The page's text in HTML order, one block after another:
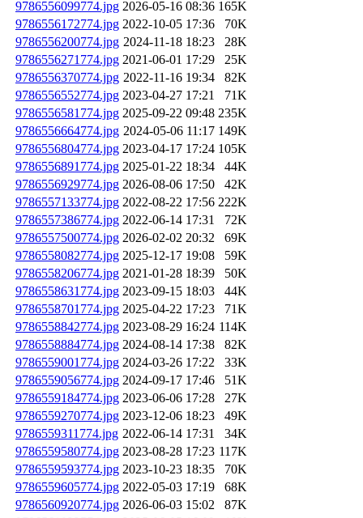
9786556099774.jpg 2026-05-16 08:36 165K
9786556172774.jpg 2022-10-05 17:36
70K
9786556200774.jpg 2024-11-18 18:23
28K
9786556271774.jpg 2021-06-01 17:29
25K
9786556370774.jpg 2022-11-16 19:34
82K
9786556552774.jpg 2023-04-27 17:21
71K
9786556581774.jpg 2025-09-22 09:48 235K
9786556664774.jpg 2024-05-06 11:17 149K
9786556804774.jpg 2023-04-17 17:24 105K
9786556891774.jpg 2025-01-22 18:34
44K
9786556929774.jpg 2026-08-06 17:50
42K
9786557133774.jpg 2022-08-22 17:56 222K
9786557386774.jpg 2022-06-14 17:31
72K
9786557500774.jpg 2026-02-02 20:32
69K
9786558082774.jpg 2025-12-17 19:08
59K
9786558206774.jpg 2021-01-28 18:39
50K
9786558631774.jpg 2023-09-15 18:03
44K
9786558701774.jpg 2025-04-22 17:23
71K
9786558842774.jpg 2023-08-29 16:24 114K
9786558884774.jpg 2024-08-14 17:38
82K
9786559001774.jpg 2024-03-26 17:22
33K
9786559056774.jpg 2024-09-17 17:46
51K
9786559184774.jpg 2023-06-06 17:28
27K
9786559270774.jpg 2023-12-06 18:23
49K
9786559311774.jpg 2022-06-14 17:31
34K
9786559580774.jpg 2023-08-28 17:23 117K
9786559593774.jpg 2023-10-23 18:35
70K
9786559605774.jpg 2022-05-03 17:19
68K
9786560920774.jpg 2026-06-03 15:02
87K